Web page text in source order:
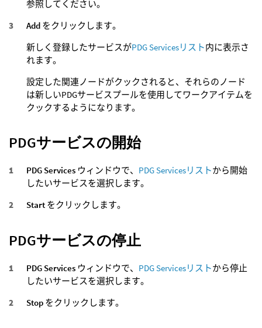
参照してください。
Add をクリックします。
新しく登録したサービスがPDG Servicesリスト内に表示さ
れます。
設定した関連ノードがクックされると、それらのノード
は新しいPDGサービスプールを使用してワークアイテムを
クックするようになります。
PDGサービスの開始
PDG Services ウィンドウで、 PDG Servicesリストから開始
したいサービスを選択します。
Start をクリックします。
PDGサービスの停止
PDG Services ウィンドウで、 PDG Servicesリストから停止
したいサービスを選択します。
Stop をクリックします。